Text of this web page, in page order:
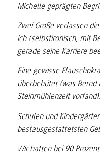
Michelle geprägten
Zwei Große verlassen
ich (selbstironisch, mit
gerade seine Karriere
Eine gewisse
überbehütet (was Bernd
Steinmühlenzeit vorfand).
Schulen und
bestausgestattetsten
Wir hatten bei 90